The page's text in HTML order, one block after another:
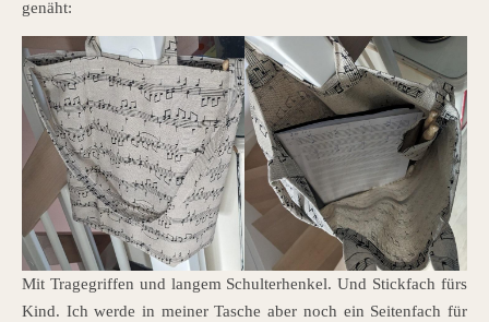
genäht:
Mit Tragegriffen und langem Schulterhenkel. Und Stickfach fürs
Kind. Ich werde in meiner Tasche aber noch ein Seitenfach für